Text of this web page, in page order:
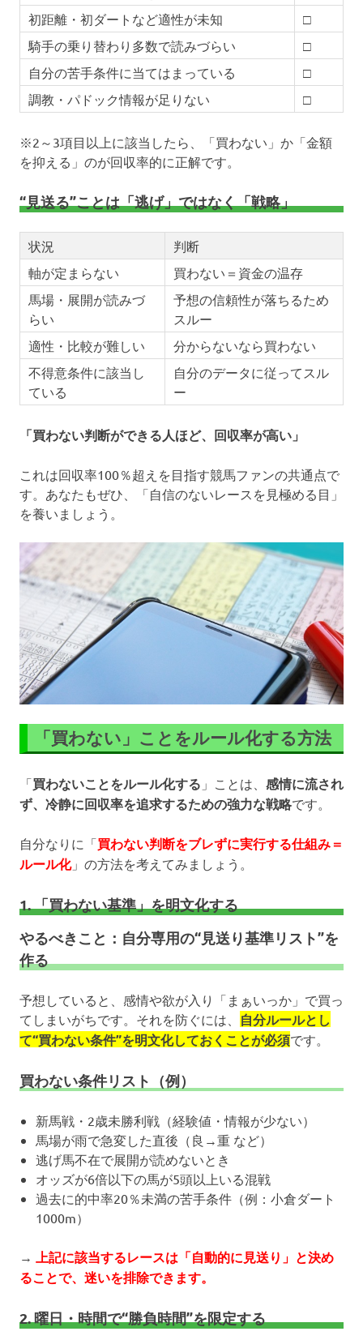
初距離・初ダートなど適性が未知
□
騎手の乗り替わり多数で読みづらい
□
自分の苦手条件に当てはまっている
□
調教・パドック情報が足りない
□
※2～3項目以上に該当したら、「買わない」か「金額
を抑える」のが回収率的に正解です。
“見送る”ことは「逃げ」ではなく「戦略」
状況
判断
軸が定まらない
買わない＝資金の温存
馬場・展開が読みづ
らい
予想の信頼性が落ちるため
スルー
適性・比較が難しい
分からないなら買わない
不得意条件に該当し
ている
自分のデータに従ってスル
ー
「買わない判断ができる人ほど、回収率が高い」
これは回収率100％超えを目指す競馬ファンの共通点で
す。あなたもぜひ、「自信のないレースを見極める目」
を養いましょう。
「買わない」ことをルール化する方法
「買わないことをルール化する 」ことは、 感情に流され
ず、冷静に回収率を追求するための強力な戦略です。
自分なりに「買わない判断をブレずに実行する仕組み＝
ルール化」の方法を考えてみましょう。
1. 「買わない基準」を明文化する
やるべきこと：自分専用の“見送り基準リスト”を
作る
予想していると、感情や欲が入り「まぁいっか」で買っ
てしまいがちです。それを防ぐには、 自分ルールとし
て“買わない条件”を明文化しておくことが必須です。
買わない条件リスト（例）
新馬戦・2歳未勝利戦（経験値・情報が少ない）
馬場が雨で急変した直後（良→重 など）
逃げ馬不在で展開が読めないとき
オッズが6倍以下の馬が5頭以上いる混戦
過去に的中率20％未満の苦手条件（例：小倉ダート
1000m）
→
上記に該当するレースは「自動的に見送り」と決め
ることで、迷いを排除できます。
2. 曜日・時間で“勝負時間”を限定する